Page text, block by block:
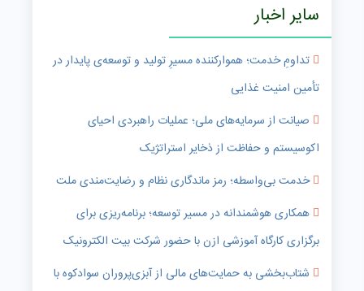
سایر اخبار
تداومِ خدمت؛ هموارکننده مسیرِ تولید و توسعه‌ی پایدار در
تأمین امنیت غذایی
صیانت از سرمایه‌های ملی؛ عملیات راهبردی احیای
اکوسیستم و حفاظت از ذخایر استراتژیک
خدمت بی‌واسطه؛ رمز ماندگاری نظام و رضایت‌مندی ملت
همکاری هوشمندانه در مسیر توسعه؛ برنامه‌ریزی برای
برگزاری کارگاه آموزشی ازن با حضور شرکت بیت الکترونیک
شتاب‌بخشی به حمایت‌های مالی از آبزی‌پروران سوادکوه با